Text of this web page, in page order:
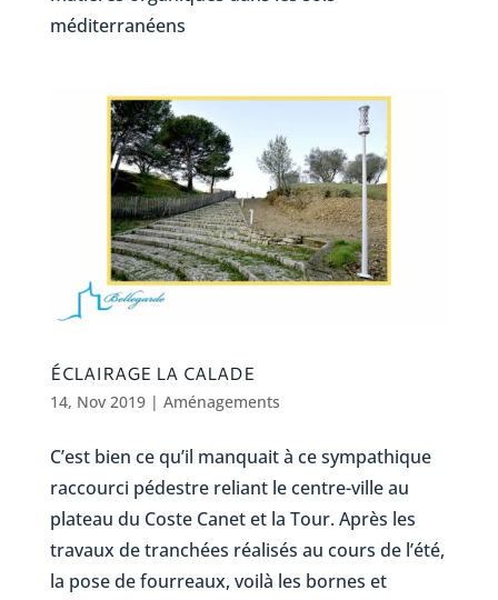
méditerranéens
ÉCLAIRAGE LA CALADE
14, Nov 2019| Aménagements
C’est bien ce qu’il manquait à ce sympathique
raccourci pédestre reliant le centre-ville au
plateau du Coste Canet et la Tour. Après les
travaux de tranchées réalisés au cours de l’été,
la pose de fourreaux, voilà les bornes et